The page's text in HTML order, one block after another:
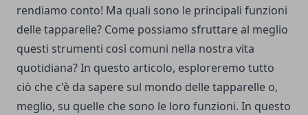
rendiamo conto! Ma quali sono le principali funzioni
delle tapparelle? Come possiamo sfruttare al meglio
questi strumenti così comuni nella nostra vita
quotidiana? In questo articolo, esploreremo tutto
ciò che c'è da sapere sul mondo delle tapparelle o,
meglio, su quelle che sono le loro funzioni. In questo